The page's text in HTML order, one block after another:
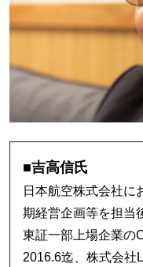
■吉高信氏
日本航空株式会社に
期経営企画等を担当
東証一部上場企業の
2016.6迄、株式会社